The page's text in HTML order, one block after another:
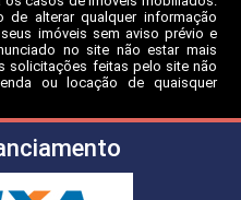
de alterar qualquer informação
imóveis sem aviso prévio e
no site não estar mais
solicitações feitas pelo site não
ou locação de quaisquer